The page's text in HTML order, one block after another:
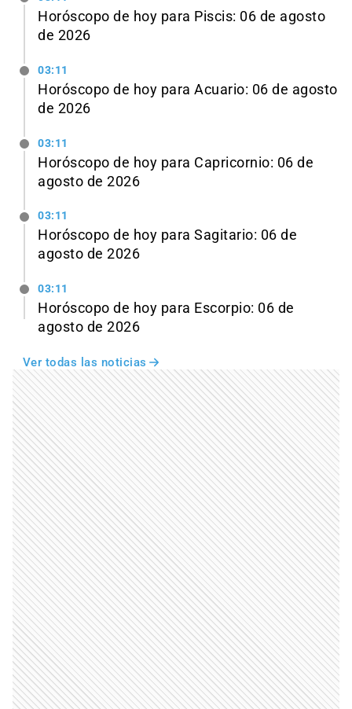
Horóscopo de hoy para Piscis: 06 de agosto
de 2026
03:11
Horóscopo de hoy para Acuario: 06 de agosto
de 2026
03:11
Horóscopo de hoy para Capricornio: 06 de
agosto de 2026
03:11
Horóscopo de hoy para Sagitario: 06 de
agosto de 2026
03:11
Horóscopo de hoy para Escorpio: 06 de
agosto de 2026
Ver todas las noticias